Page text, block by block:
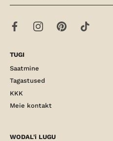
TUGI
Saatmine
Tagastused
KKK
Meie kontakt
WODAL'i LUGU